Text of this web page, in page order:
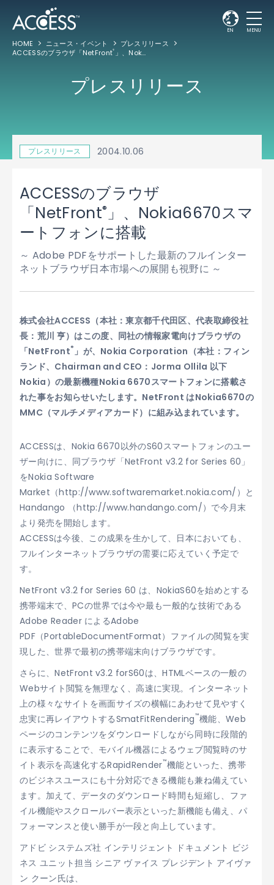
EN MENU
HOME ニュース・イベント
プレスリリース
ACCESSのブラウザ「NetFront® 」、Nokia6670スマートフォンに搭載
プレスリリース
プレスリリース 2004.10.06
ACCESSのブラウザ
「NetFront®」、Nokia6670スマ
ートフォンに搭載
～ Adobe PDFをサポートした最新のフルインター
ネットブラウザ日本市場への展開も視野に ～
株式会社ACCESS（本社：東京都千代田区、代表取締役社
長：荒川 亨）はこの度、同社の情報家電向けブラウザの
「NetFront®」が、Nokia Corporation（本社：フィン
ランド、Chairman and CEO：Jorma Ollila 以下
Nokia）の最新機種Nokia 6670スマートフォンに搭載さ
れた事をお知らせいたします。NetFront はNokia6670の
MMC（マルチメディアカード）に組み込まれています。
ACCESSは、Nokia 6670以外のS60スマートフォンのユー
ザー向けに、同ブラウザ「NetFront v3.2 for Series 60」
をNokia Software
Market（http://www.softwaremarket.nokia.com/）と
Handango （http://www.handango.com/）で今月末
より発売を開始します。
ACCESSは今後、この成果を生かして、日本においても、
フルインターネットブラウザの需要に応えていく予定で
す。
NetFront v3.2 for Series 60 は、NokiaS60を始めとする
携帯端末で、PCの世界では今や最も一般的な技術である
Adobe Reader によるAdobe
PDF（PortableDocumentFormat）ファイルの閲覧を実
現した、世界で最初の携帯端末向けブラウザです。
さらに、NetFront v3.2 forS60は、HTMLベースの一般の
Webサイト閲覧を無理なく、高速に実現。インターネット
上の様々なサイトを画面サイズの横幅にあわせて見やすく
忠実に再レイアウトするSmatFitRendering™機能、Web
ページのコンテンツをダウンロードしながら同時に段階的
に表示することで、モバイル機器によるウェブ閲覧時のサ
イト表示を高速化するRapidRender™機能といった、携帯
のビジネスユースにも十分対応できる機能も兼ね備えてい
ます。加えて、データのダウンロード時間も短縮し、ファ
イル機能やスクロールバー表示といった新機能も備え、パ
フォーマンスと使い勝手が一段と向上しています。
アドビ システムズ社 インテリジェント ドキュメント ビジ
ネス ユニット担当 シニア ヴァイス プレジデント アイヴァ
ン クーン氏は、